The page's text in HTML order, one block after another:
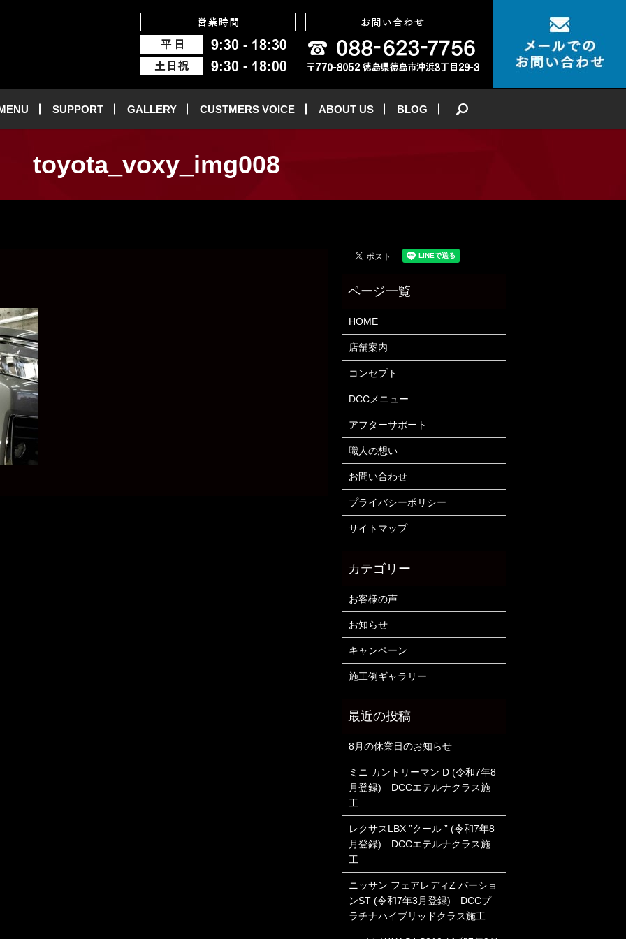
SUPPORT GALLERY CUSTMERS VOICE ABOUT US BLOG
toyota_voxy_img008
HOME
店舗案内
コンセプト
DCCメニュー
アフターサポート
職人の想い
お問い合わせ
プライバシーポリシー
サイトマップ
お客様の声
お知らせ
キャンペーン
施工例ギャラリー
8月の休業日のお知らせ
ミニ カントリーマン D (令和7年8
月登録) DCCエテルナクラス施
工
レクサスLBX ”クール ” (令和7年8
月登録) DCCエテルナクラス施
工
ニッサン フェアレディZ バーショ
ンST (令和7年3月登録) DCCプ
ラチナハイブリッドクラス施工